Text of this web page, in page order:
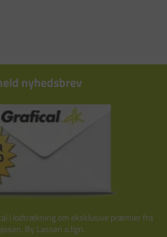
nyhedsbrev
i lodtrækning om eksklusive præmier fra
By Lassen o.lign.